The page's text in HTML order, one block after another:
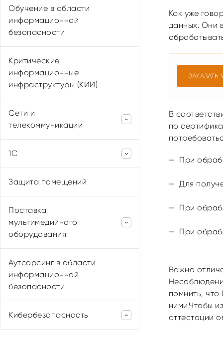
Подключение к АИСТ ГБД
Подключение к РНИС ТО
Cуперсервис «Поступление в
ВУЗ онлайн»
Подключение к ИС ЕПТ
Подключение к ФИС ГИА и
Приема
Аттестация ГИС
Обучение в области
информационной
безопасности
Критические
информационные
инфраструктуры (КИИ)
Сети и
телекоммуникации
проектирование и монтаж
локальных вычислительных
сетей (ЛВС)
Cистемы видеоконференцсвязи
(ВКС)
структурированных кабельных
сетей (СКС)
Проектирование и монтаж
систем электроснабжения
Проектирование, монтаж и
1С
Защита помещений
Поставка
мультимедийного
оборудования
Актовые залы
Конференц-залы
Открытые пространства Open
Space
Аутсорсинг в области
информационной
безопасности
Кибербезопасность
Как уже
данных. Они
ЗАКАЗАТЬ
В
по
При
Для
При
При
Важно
помнить,
ними.Чтобы
аттестации